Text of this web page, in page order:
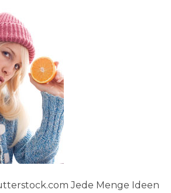
Jede Menge Ideen